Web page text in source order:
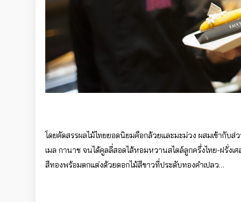
โดยคัดสรรผลไม้ไทยยอดนิยมคือกล้วยและมะม่วง ผสมเข้ากับส่
เมล กานาช จนได้คูลลี่สอดไส้หอมหวานสไตล์ลูกครึ่งไทย-ฝรั่ง
สีทองพร้อมตกแต่งด้วยดอกไม้สีขาวที่ประดับทองคำเปลว…